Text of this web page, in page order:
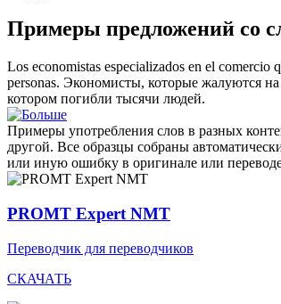
Примеры предложений со
Los economistas especializados en el comercio
personas. Экономисты, которые жалуются
котором погибли тысячи людей.
Примеры употребления слов в разных
другой. Все образцы собраны
или иную ошибку в оригинале или
PROMT Expert NMT
Переводчик для переводчиков
СКАЧАТЬ